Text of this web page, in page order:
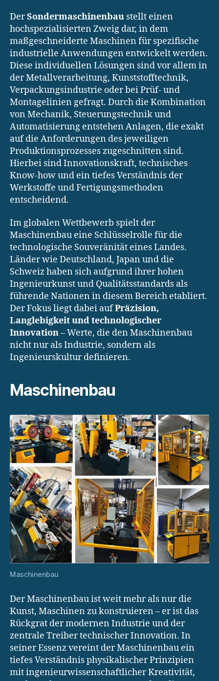
DerSondermaschinenbau stellt einen
hochspezialisierten Zweig dar, in dem
maßgeschneiderte Maschinen für spezifische
industrielle Anwendungen entwickelt werden.
Diese individuellen Lösungen sind vor allem in
der Metallverarbeitung, Kunststofftechnik,
Verpackungsindustrie oder bei Prüf- und
Montagelinien gefragt. Durch die Kombination
von Mechanik, Steuerungstechnik und
Automatisierung entstehen Anlagen, die exakt
auf die Anforderungen des jeweiligen
Produktionsprozesses zugeschnitten sind.
Hierbei sind Innovationskraft, technisches
Know-how und ein tiefes Verständnis der
Werkstoffe und Fertigungsmethoden
entscheidend.
Im globalen Wettbewerb spielt der
Maschinenbau eine Schlüsselrolle für die
technologische Souveränität eines Landes.
Länder wie Deutschland, Japan und die
Schweiz haben sich aufgrund ihrer hohen
Ingenieurkunst und Qualitätsstandards als
führende Nationen in diesem Bereich etabliert.
Der Fokus liegt dabei aufPräzision,
Langlebigkeit und technologischer
Innovation– Werte, die den Maschinenbau
nicht nur als Industrie, sondern als
Ingenieurskultur definieren.
Maschinenbau
Maschinenbau
Der Maschinenbau ist weit mehr als nur die
Kunst, Maschinen zu konstruieren – er ist das
Rückgrat der modernen Industrie und der
zentrale Treiber technischer Innovation. In
seiner Essenz vereint der Maschinenbau ein
tiefes Verständnis physikalischer Prinzipien
mit ingenieurwissenschaftlicher Kreativität,